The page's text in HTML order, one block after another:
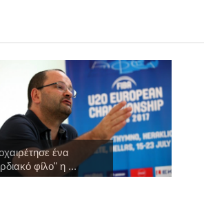
ένα
φίλο" η ...